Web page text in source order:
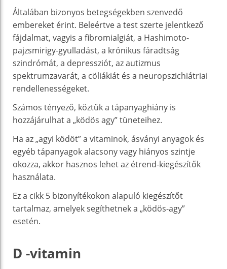
Általában bizonyos betegségekben szenvedő
embereket érint. Beleértve a test szerte jelentkező
fájdalmat, vagyis a fibromialgiát, a Hashimoto-
pajzsmirigy-gyulladást, a krónikus fáradtság
szindrómát, a depressziót, az autizmus
spektrumzavarát, a cöliákiát és a neuropszichiátriai
rendellenességeket.
Számos tényező, köztük a tápanyaghiány is
hozzájárulhat a „ködös agy” tüneteihez.
Ha az „agyi ködöt” a vitaminok, ásványi anyagok és
egyéb tápanyagok alacsony vagy hiányos szintje
okozza, akkor hasznos lehet az étrend-kiegészítők
használata.
Ez a cikk 5 bizonyítékokon alapuló kiegészítőt
tartalmaz, amelyek segíthetnek a „ködös-agy”
esetén.
D -vitamin